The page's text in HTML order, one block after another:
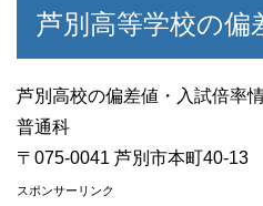
芦別高等学校の偏
芦別高校の偏差値・入試倍率
普通科
〒075-0041 芦別市本町40-13
スポンサーリンク